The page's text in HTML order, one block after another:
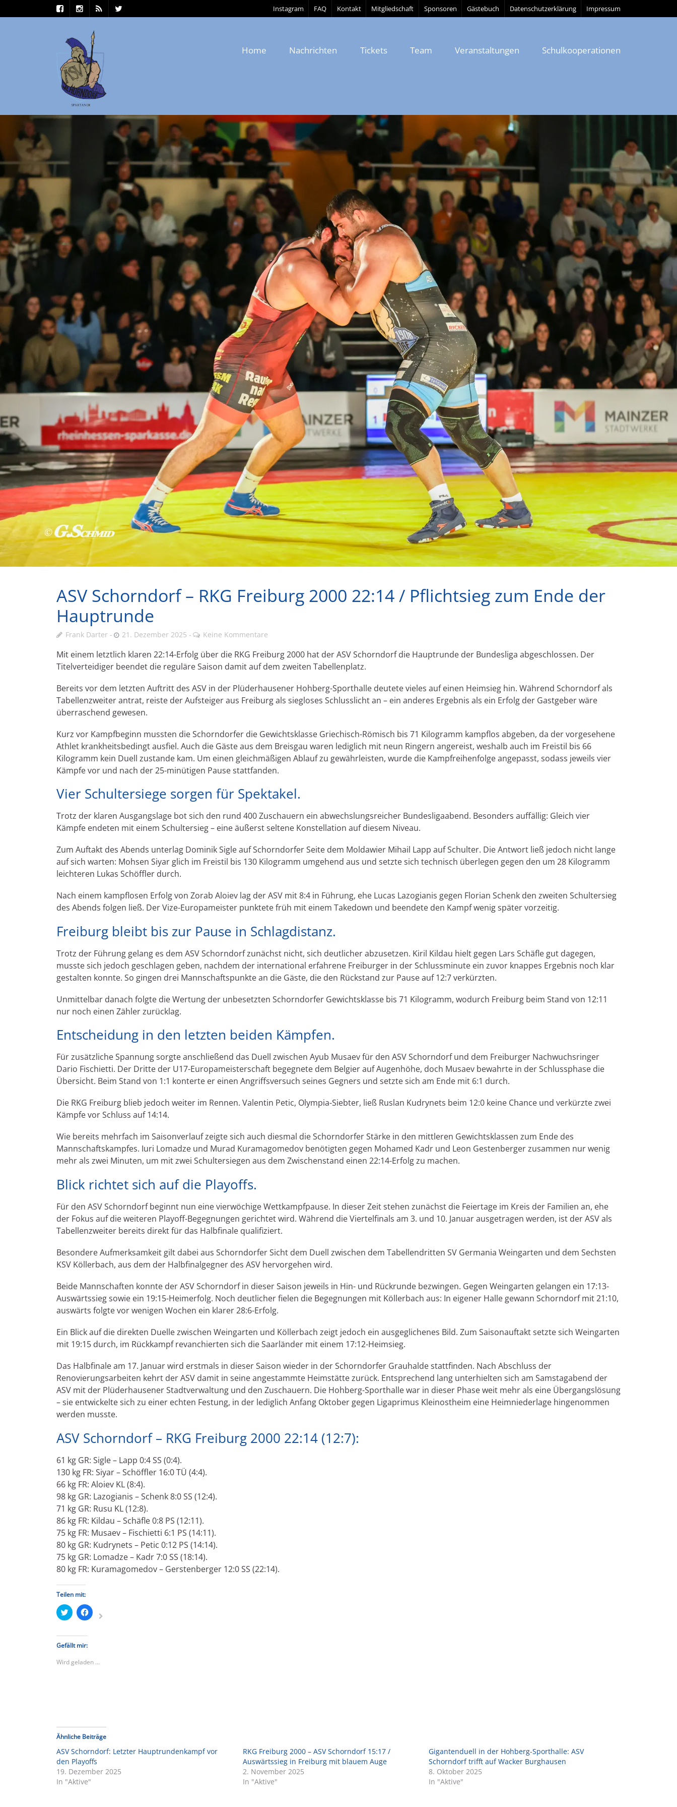
Instagram FAQ Kontakt Mitgliedschaft Sponsoren Gästebuch Datenschutzerklärung Impressum
Home Nachrichten Tickets Team Veranstaltungen Schulkooperationen
ASV Schorndorf – RKG Freiburg 2000 22:14 / Pflichtsieg zum Ende der
Hauptrunde
Frank Darter 21. Dezember 2025 Keine Kommentare
Mit einem letztlich klaren 22:14-Erfolg über die RKG Freiburg 2000 hat der ASV Schorndorf die Hauptrunde der Bundesliga abgeschlossen. Der
Titelverteidiger beendet die reguläre Saison damit auf dem zweiten Tabellenplatz.
Bereits vor dem letzten Auftritt des ASV in der Plüderhausener Hohberg-Sporthalle deutete vieles auf einen Heimsieg hin. Während Schorndorf als
Tabellenzweiter antrat, reiste der Aufsteiger aus Freiburg als siegloses Schlusslicht an – ein anderes Ergebnis als ein Erfolg der Gastgeber wäre
überraschend gewesen.
Kurz vor Kampfbeginn mussten die Schorndorfer die Gewichtsklasse Griechisch-Römisch bis 71 Kilogramm kampflos abgeben, da der vorgesehene
Athlet krankheitsbedingt ausfiel. Auch die Gäste aus dem Breisgau waren lediglich mit neun Ringern angereist, weshalb auch im Freistil bis 66
Kilogramm kein Duell zustande kam. Um einen gleichmäßigen Ablauf zu gewährleisten, wurde die Kampfreihenfolge angepasst, sodass jeweils vier
Kämpfe vor und nach der 25-minütigen Pause stattfanden.
Vier Schultersiege sorgen für Spektakel.
Trotz der klaren Ausgangslage bot sich den rund 400 Zuschauern ein abwechslungsreicher Bundesligaabend. Besonders auffällig: Gleich vier
Kämpfe endeten mit einem Schultersieg – eine äußerst seltene Konstellation auf diesem Niveau.
Zum Auftakt des Abends unterlag Dominik Sigle auf Schorndorfer Seite dem Moldawier Mihail Lapp auf Schulter. Die Antwort ließ jedoch nicht lange
auf sich warten: Mohsen Siyar glich im Freistil bis 130 Kilogramm umgehend aus und setzte sich technisch überlegen gegen den um 28 Kilogramm
leichteren Lukas Schöffler durch.
Nach einem kampflosen Erfolg von Zorab Aloiev lag der ASV mit 8:4 in Führung, ehe Lucas Lazogianis gegen Florian Schenk den zweiten Schultersieg
des Abends folgen ließ. Der Vize-Europameister punktete früh mit einem Takedown und beendete den Kampf wenig später vorzeitig.
Freiburg bleibt bis zur Pause in Schlagdistanz.
Trotz der Führung gelang es dem ASV Schorndorf zunächst nicht, sich deutlicher abzusetzen. Kiril Kildau hielt gegen Lars Schäfle gut dagegen,
musste sich jedoch geschlagen geben, nachdem der international erfahrene Freiburger in der Schlussminute ein zuvor knappes Ergebnis noch klar
gestalten konnte. So gingen drei Mannschaftspunkte an die Gäste, die den Rückstand zur Pause auf 12:7 verkürzten.
Unmittelbar danach folgte die Wertung der unbesetzten Schorndorfer Gewichtsklasse bis 71 Kilogramm, wodurch Freiburg beim Stand von 12:11
nur noch einen Zähler zurücklag.
Entscheidung in den letzten beiden Kämpfen.
Für zusätzliche Spannung sorgte anschließend das Duell zwischen Ayub Musaev für den ASV Schorndorf und dem Freiburger Nachwuchsringer
Dario Fischietti. Der Dritte der U17-Europameisterschaft begegnete dem Belgier auf Augenhöhe, doch Musaev bewahrte in der Schlussphase die
Übersicht. Beim Stand von 1:1 konterte er einen Angriffsversuch seines Gegners und setzte sich am Ende mit 6:1 durch.
Die RKG Freiburg blieb jedoch weiter im Rennen. Valentin Petic, Olympia-Siebter, ließ Ruslan Kudrynets beim 12:0 keine Chance und verkürzte zwei
Kämpfe vor Schluss auf 14:14.
Wie bereits mehrfach im Saisonverlauf zeigte sich auch diesmal die Schorndorfer Stärke in den mittleren Gewichtsklassen zum Ende des
Mannschaftskampfes. Iuri Lomadze und Murad Kuramagomedov benötigten gegen Mohamed Kadr und Leon Gestenberger zusammen nur wenig
mehr als zwei Minuten, um mit zwei Schultersiegen aus dem Zwischenstand einen 22:14-Erfolg zu machen.
Blick richtet sich auf die Playoffs.
Für den ASV Schorndorf beginnt nun eine vierwöchige Wettkampfpause. In dieser Zeit stehen zunächst die Feiertage im Kreis der Familien an, ehe
der Fokus auf die weiteren Playoff-Begegnungen gerichtet wird. Während die Viertelfinals am 3. und 10. Januar ausgetragen werden, ist der ASV als
Tabellenzweiter bereits direkt für das Halbfinale qualifiziert.
Besondere Aufmerksamkeit gilt dabei aus Schorndorfer Sicht dem Duell zwischen dem Tabellendritten SV Germania Weingarten und dem Sechsten
KSV Köllerbach, aus dem der Halbfinalgegner des ASV hervorgehen wird.
Beide Mannschaften konnte der ASV Schorndorf in dieser Saison jeweils in Hin- und Rückrunde bezwingen. Gegen Weingarten gelangen ein 17:13-
Auswärtssieg sowie ein 19:15-Heimerfolg. Noch deutlicher fielen die Begegnungen mit Köllerbach aus: In eigener Halle gewann Schorndorf mit 21:10,
auswärts folgte vor wenigen Wochen ein klarer 28:6-Erfolg.
Ein Blick auf die direkten Duelle zwischen Weingarten und Köllerbach zeigt jedoch ein ausgeglichenes Bild. Zum Saisonauftakt setzte sich Weingarten
mit 19:15 durch, im Rückkampf revanchierten sich die Saarländer mit einem 17:12-Heimsieg.
Das Halbfinale am 17. Januar wird erstmals in dieser Saison wieder in der Schorndorfer Grauhalde stattfinden. Nach Abschluss der
Renovierungsarbeiten kehrt der ASV damit in seine angestammte Heimstätte zurück. Entsprechend lang unterhielten sich am Samstagabend der
ASV mit der Plüderhausener Stadtverwaltung und den Zuschauern. Die Hohberg-Sporthalle war in dieser Phase weit mehr als eine Übergangslösung
– sie entwickelte sich zu einer echten Festung, in der lediglich Anfang Oktober gegen Ligaprimus Kleinostheim eine Heimniederlage hingenommen
werden musste.
ASV Schorndorf – RKG Freiburg 2000 22:14 (12:7):
61 kg GR: Sigle – Lapp 0:4 SS (0:4).
130 kg FR: Siyar – Schöffler 16:0 TÜ (4:4).
66 kg FR: Aloiev KL (8:4).
98 kg GR: Lazogianis – Schenk 8:0 SS (12:4).
71 kg GR: Rusu KL (12:8).
86 kg FR: Kildau – Schäfle 0:8 PS (12:11).
75 kg FR: Musaev – Fischietti 6:1 PS (14:11).
80 kg GR: Kudrynets – Petic 0:12 PS (14:14).
75 kg GR: Lomadze – Kadr 7:0 SS (18:14).
80 kg FR: Kuramagomedov – Gerstenberger 12:0 SS (22:14).
Teilen mit:
Klick,
um
zu
teilen
(Wird
neuem
Klick,
um
neuem
Gefällt mir:
Wird geladen …
Ähnliche Beiträge
ASV Schorndorf: Letzter Hauptrundenkampf vor
den Playoffs
19. Dezember 2025
In "Aktive"
RKG Freiburg 2000 – ASV Schorndorf 15:17 /
Auswärtssieg in Freiburg mit blauem Auge
2. November 2025
In "Aktive"
Gigantenduell in der Hohberg-Sporthalle: ASV
Schorndorf trifft auf Wacker Burghausen
8. Oktober 2025
In "Aktive"